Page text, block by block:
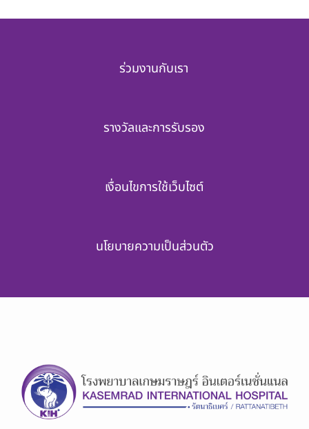
ร่วมงานกับเรา
รางวัลและการรับรอง
เงื่อนไขการใช้เว็บไซต์
นโยบายความเป็นส่วนตัว